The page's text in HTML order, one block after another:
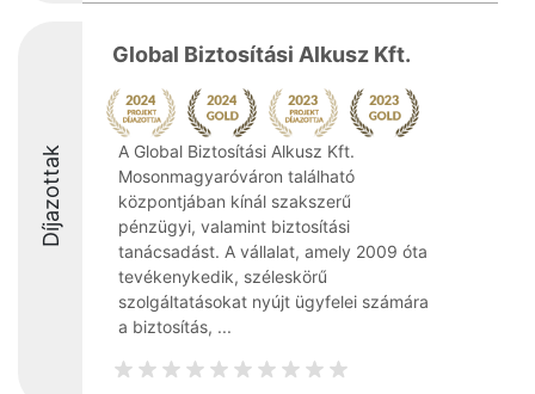
Díjazottak
Global Biztosítási Alkusz Kft.
A Global Biztosítási Alkusz Kft.
Mosonmagyaróváron található
központjában kínál szakszerű
pénzügyi, valamint biztosítási
tanácsadást. A vállalat, amely 2009 óta
tevékenykedik, széleskörű
szolgáltatásokat nyújt ügyfelei számára
a biztosítás, ...